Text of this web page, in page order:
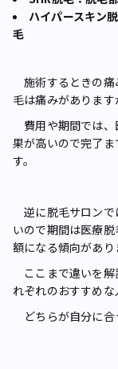
ハイパースキン
毛
施術するときの痛
毛は痛みがあります
費用や期間では、
果が高いので完了
す。
逆に脱毛サロンで
いので期間は医療
額になる傾向があり
ここまで違いを解
れぞれのおすすめな
どちらが自分に合